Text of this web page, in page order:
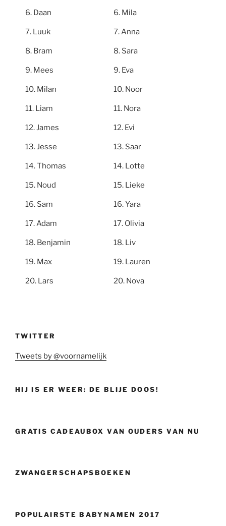
Daan
Luuk
Bram
Mees
Milan
Liam
James
Jesse
Thomas
Noud
Sam
Adam
Benjamin
Max
Lars
Mila
Anna
Sara
Eva
Noor
Nora
Evi
Saar
Lotte
Lieke
Yara
Olivia
Liv
Lauren
Nova
TWITTER
Tweets by @voornamelijk
HIJ IS ER WEER: DE BLIJE DOOS!
GRATIS CADEAUBOX VAN OUDERS VAN NU
ZWANGERSCHAPSBOEKEN
POPULAIRSTE BABYNAMEN 2017